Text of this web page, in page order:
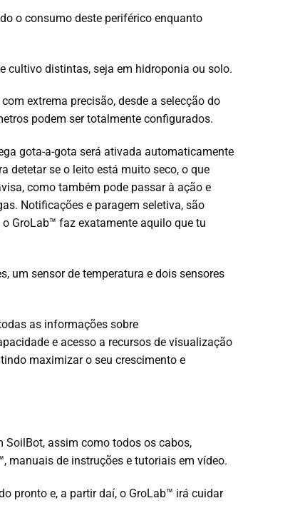
o consumo deste periférico enquanto
cultivo distintas, seja em hidroponia ou solo.
extrema precisão, desde a selecção do
podem ser totalmente configurados.
gota-a-gota será ativada automaticamente
detetar se o leito está muito seco, o que
como também pode passar à ação e
Notificações e paragem seletiva, são
GroLab™ faz exatamente aquilo que tu
um sensor de temperatura e dois sensores
as informações sobre
e acesso a recursos de visualização
maximizar o seu crescimento e
SoilBot, assim como todos os cabos,
manuais de instruções e tutoriais em vídeo.
pronto e, a partir daí, o GroLab™ irá cuidar